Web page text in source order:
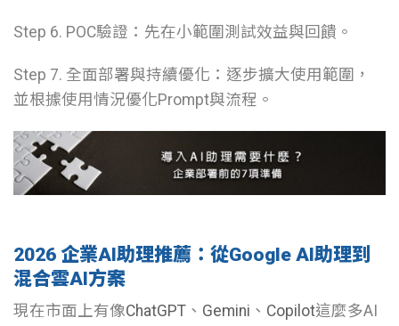
Step 6. POC驗證：先在小範圍測試效益與回饋。
Step 7. 全面部署與持續優化：逐步擴大使用範圍，
並根據使用情況優化Prompt與流程。
2026 企業AI助理推薦：從Google AI助理到
混合雲AI方案
現在市面上有像ChatGPT 、 Gemini 、 Copilot這麼多AI